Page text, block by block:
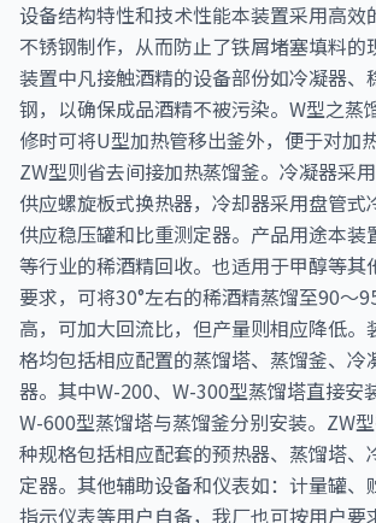
设备结构特性和技术性能本装置采用高
不锈钢制作，从而防止了铁屑堵塞填料
装置中凡接触酒精的设备部份如冷凝器
钢，以确保成品酒精不被污染。W型之
修时可将U型加热管移出釜外，便于对加
ZW型则省去间接加热蒸馏釜。冷凝器采
供应螺旋板式换热器，冷却器采用盘管
供应稳压罐和比重测定器。产品用途本
等行业的稀酒精回收。也适用于甲醇等
要求，可将30°左右的稀酒精蒸馏至90～
高，可加大回流比，但产量则相应降低
格均包括相应配置的蒸馏塔、蒸馏釜、
器。其中W-200、W-300型蒸馏塔直接安
W-600型蒸馏塔与蒸馏釜分别安装。ZW
种规格包括相应配套的预热器、蒸馏塔
定器。其他辅助设备和仪表如：计量罐
指示仪表等用户自备，我厂也可按用户